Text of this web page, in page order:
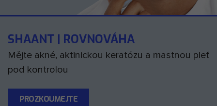
SHAANT | ROVNOVÁHA
Mějte akné, aktinickou keratózu a mastnou pleť
pod kontrolou
PROZKOUMEJTE